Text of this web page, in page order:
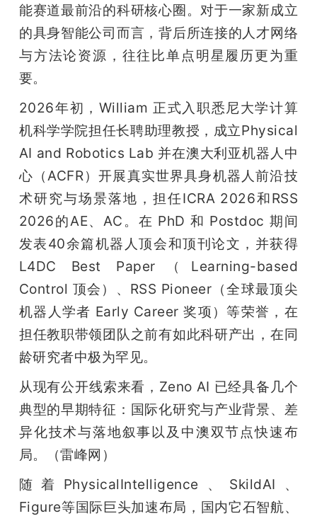
能赛道最前沿的科研核心圈。对于一家新成立
的具身智能公司而言，背后所连接的人才网络
与方法论资源，往往比单点明星履历更为重
要。
2026年初，William 正式入职悉尼大学计算
机科学学院担任长聘助理教授，成立Physical
AI and Robotics Lab 并在澳大利亚机器人中
心（ACFR）开展真实世界具身机器人前沿技
术研究与场景落地，担任ICRA 2026和RSS
2026的AE、AC。在 PhD 和 Postdoc 期间
发表40余篇机器人顶会和顶刊论文，并获得
L4DC Best Paper（Learning-based
Control 顶会）、RSS Pioneer（全球最顶尖
机器人学者 Early Career 奖项）等荣誉，在
担任教职带领团队之前有如此科研产出，在同
龄研究者中极为罕见。
从现有公开线索来看，Zeno AI 已经具备几个
典型的早期特征：国际化研究与产业背景、差
异化技术与落地叙事以及中澳双节点快速布
局。（雷峰网）
随着PhysicalIntelligence、SkildAI、
Figure等国际巨头加速布局，国内它⽯智航、